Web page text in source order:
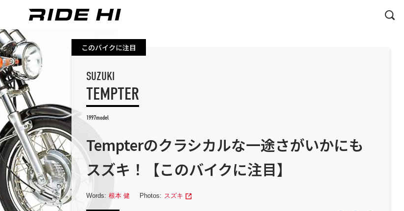
このバイクに注目
SUZUKI
TEMPTER
1997model
Tempterのクラシカルな一途さがいかにも
スズキ！【このバイクに注目】
Words: 根本 健 Photos: スズキ